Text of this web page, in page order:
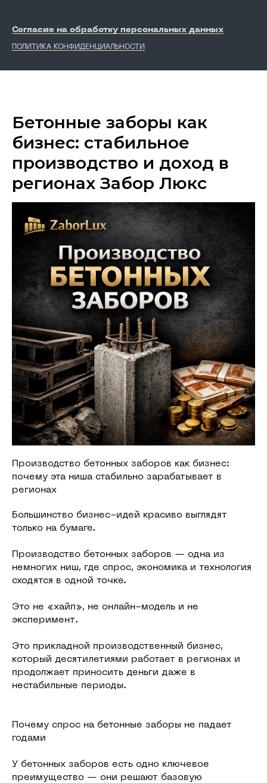
Согласие на обработку персональных данных
ПОЛИТИКА КОНФИДЕНЦИАЛЬНОСТИ
Бетонные заборы как
бизнес: стабильное
производство и доход в
регионах Забор Люкс
Производство бетонных заборов как бизнес:
почему эта ниша стабильно зарабатывает в
регионах
Большинство бизнес-идей красиво выглядят
только на бумаге.
Производство бетонных заборов — одна из
немногих ниш, где спрос, экономика и технология
сходятся в одной точке.
Это не «хайп», не онлайн-модель и не
эксперимент.
Это прикладной производственный бизнес,
который десятилетиями работает в регионах и
продолжает приносить деньги даже в
нестабильные периоды.
Почему спрос на бетонные заборы не падает
годами
У бетонных заборов есть одно ключевое
преимущество — они решают базовую